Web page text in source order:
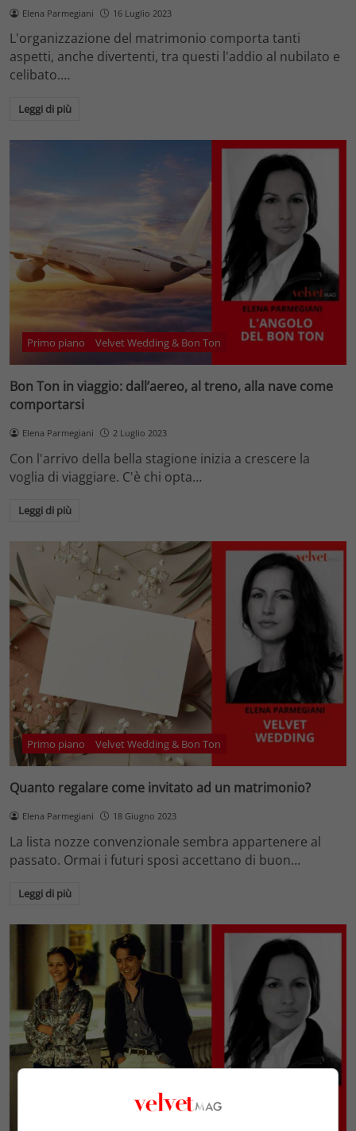
Elena Parmegiani 16 Luglio 2023
L'organizzazione del matrimonio comporta tanti
aspetti, anche divertenti, tra questi l'addio al nubilato e
celibato.…
Leggi di più
Primo piano Velvet Wedding & Bon Ton
Bon Ton in viaggio: dall’aereo, al treno, alla nave come
comportarsi
Elena Parmegiani 2 Luglio 2023
Con l'arrivo della bella stagione inizia a crescere la
voglia di viaggiare. C'è chi opta…
Leggi di più
Primo piano Velvet Wedding & Bon Ton
Quanto regalare come invitato ad un matrimonio?
Elena Parmegiani 18 Giugno 2023
La lista nozze convenzionale sembra appartenere al
passato. Ormai i futuri sposi accettano di buon…
Leggi di più